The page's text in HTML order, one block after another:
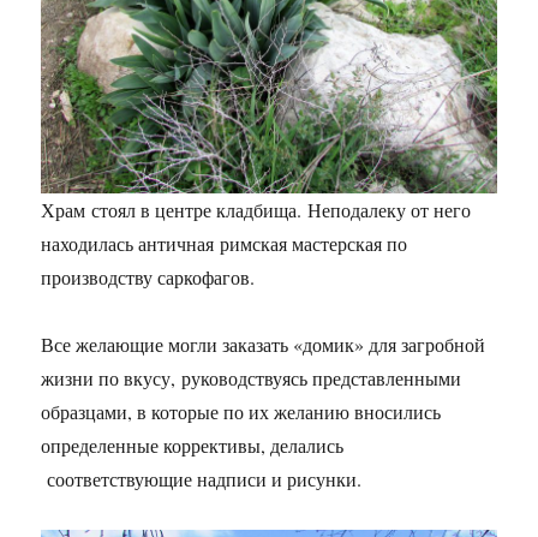
Храм стоял в центре кладбища. Неподалеку от него
находилась античная римская мастерская по
производству саркофагов.
Все желающие могли заказать «домик» для загробной
жизни по вкусу, руководствуясь представленными
образцами, в которые по их желанию вносились
определенные коррективы, делались
соответствующие надписи и рисунки.